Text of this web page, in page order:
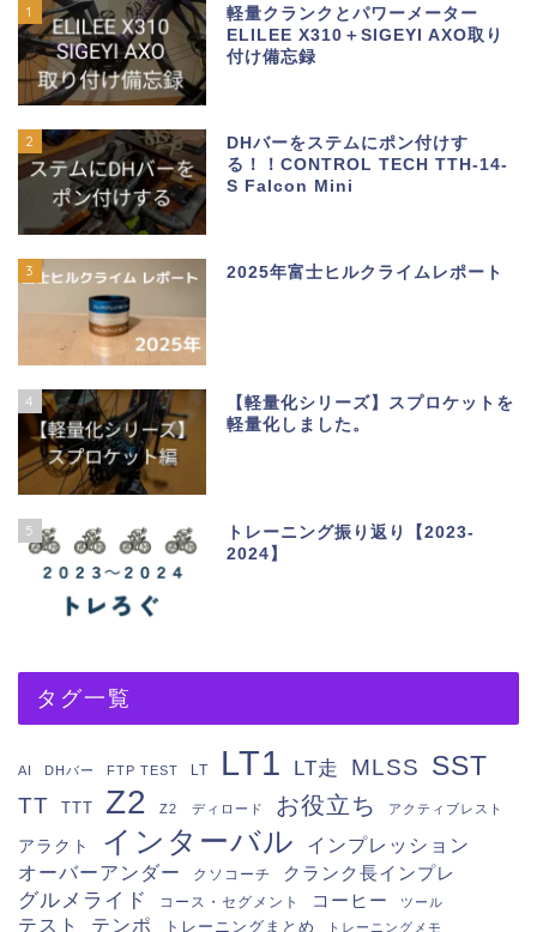
1
軽量クランクとパワーメーター
ELILEE X310＋SIGEYI AXO取り
付け備忘録
2
DHバーをステムにポン付けす
る！！CONTROL TECH TTH-14-
S Falcon Mini
3 2025年富士ヒルクライムレポート
4
【軽量化シリーズ】スプロケットを
軽量化しました。
5
トレーニング振り返り【2023-
2024】
タグ一覧
AI DHバー FTP TEST LT LT1 LT走 MLSS SST
TT TTT Z2 Z2 ディロード お役立ち アクティブレスト
アラクト インターバル
インプレッション
オーバーアンダー
クソコーチ クランク長インプレ
グルメライド コース・セグメント コーヒー ツール
テスト テンポ トレーニングまとめ トレーニングメモ